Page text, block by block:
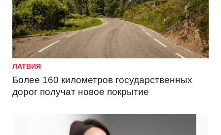
ЛАТВИЯ
Более 160 километров государственных
дорог получат новое покрытие